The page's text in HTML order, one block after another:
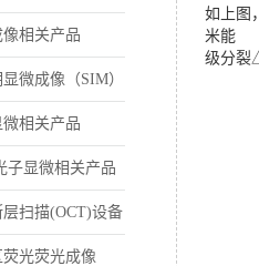
相关产品
微成像（SIM）
相关产品
显微相关产品
扫描(OCT)设备
光荧光成像
如上图
米能
级分裂